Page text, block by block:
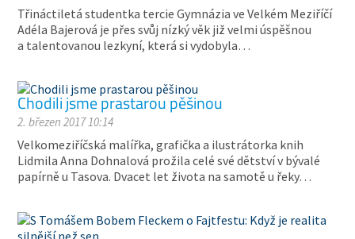
Třináctiletá studentka tercie Gymnázia ve Velkém Meziříčí
Adéla Bajerová je přes svůj nízký věk již velmi úspěšnou
a talentovanou lezkyní, která si vydobyla…
Chodili jsme prastarou pěšinou
2. březen 2017 10:14
Velkomeziříčská malířka, grafička a ilustrátorka knih
Lidmila Anna Dohnalová prožila celé své dětství v bývalé
papírně u Tasova. Dvacet let života na samotě u řeky…